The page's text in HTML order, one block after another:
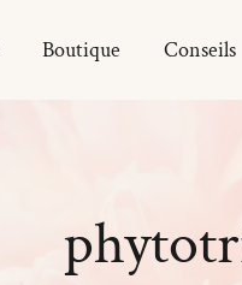
Boutique Conseils